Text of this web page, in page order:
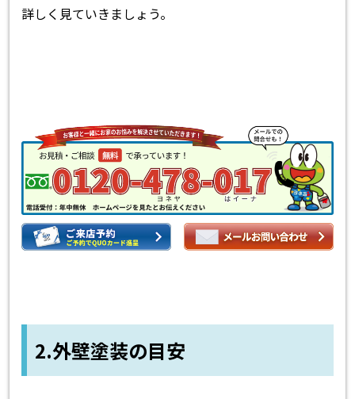
詳しく見ていきましょう。
2.外壁塗装の目安